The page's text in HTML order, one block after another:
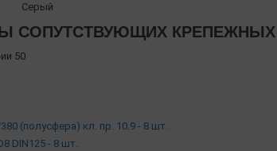
Серый
СОПУТСТВУЮЩИХ КРЕПЕЖНЫХ
50
(полусфера) кл. пр. 10.9 - 8 шт.
DIN125 - 8 шт.